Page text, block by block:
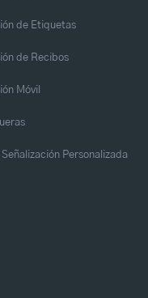
de Etiquetas
de Recibos
Móvil
Señalización Personalizada